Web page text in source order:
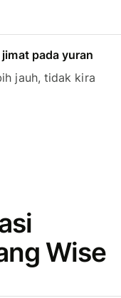
pada yuran
jauh, tidak kira
Wise